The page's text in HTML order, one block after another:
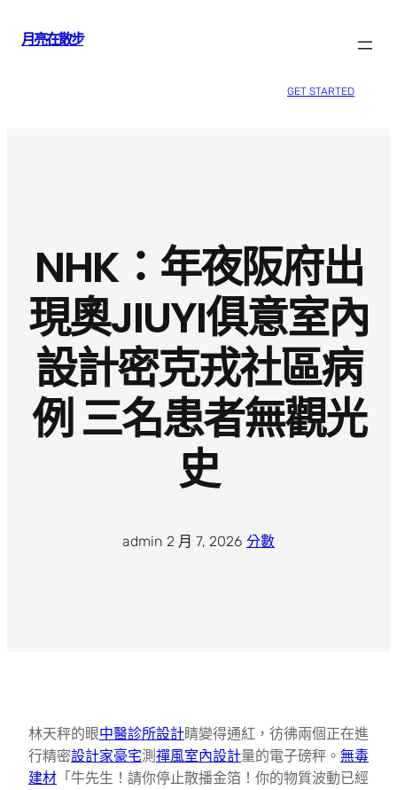
月亮在散步
GET STARTED
NHK：年夜阪府出
現奧JIUYI俱意室內
設計密克戎社區病
例 三名患者無觀光
史
admin 2 月 7, 2026 分數
林天秤的眼中醫診所設計睛變得通紅，彷彿兩個正在進
行精密設計家豪宅測 禪風室內設計量的電子磅秤。 無毒
建材 「牛先生！請你停止散播金箔！你的物質波動已經